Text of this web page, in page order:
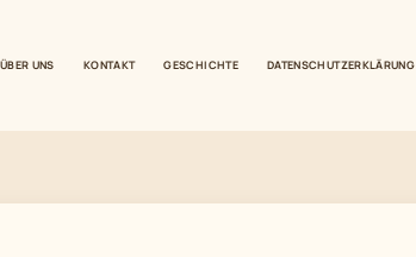
ÜBER UNS KONTAKT GESCHICHTE DATENSCHUTZERKLÄRUNG